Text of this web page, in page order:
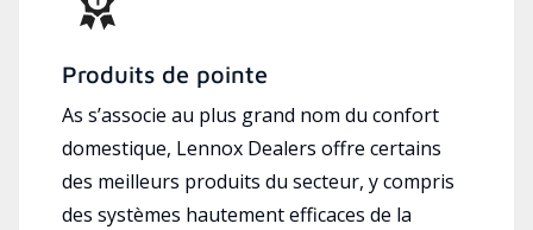
Produits de pointe
As s’associe au plus grand nom du confort
domestique, Lennox Dealers offre certains
des meilleurs produits du secteur, y compris
des systèmes hautement efficaces de la